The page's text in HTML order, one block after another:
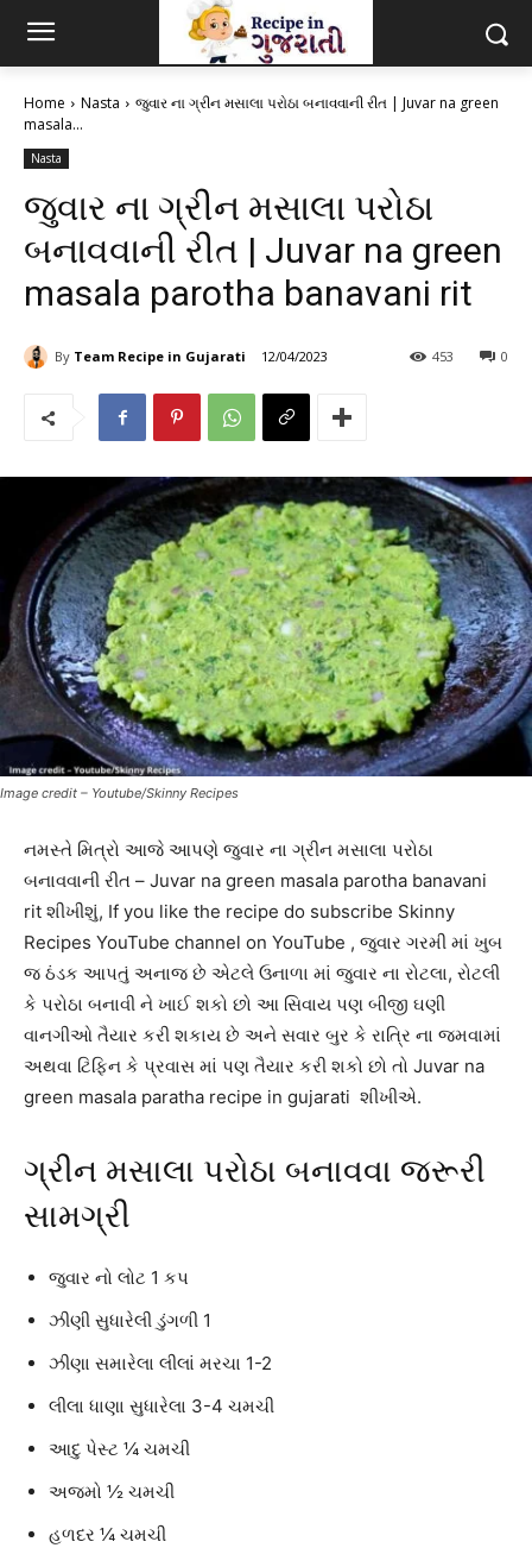
Home Nasta
જુવાર ના ગ્રીન મસાલા પરોઠા બનાવવાની રીત | Juvar na green
masala...
Nasta
જુવાર ના ગ્રીન મસાલા પરોઠા
બનાવવાની રીત | Juvar na green
masala parotha banavani rit
By Team Recipe in Gujarati 12/04/2023 0
453
Image credit – Youtube/Skinny Recipes
નમસ્તે મિત્રો આજે આપણે જુવાર ના ગ્રીન મસાલા પરોઠા
બનાવવાની રીત – Juvar na green masala parotha banavani
rit શીખીશું, If you like the recipe do subscribe Skinny
Recipes YouTube channel on YouTube , જુવાર ગરમી માં ખુબ
જ ઠંડક આપતું અનાજ છે એટલે ઉનાળા માં જુવાર ના રોટલા, રોટલી
કે પરોઠા બનાવી ને ખાઈ શકો છો આ સિવાય પણ બીજી ઘણી
વાનગીઓ તૈયાર કરી શકાય છે અને સવાર બુર કે રાત્રિ ના જમવામાં
અથવા ટિફિન કે પ્રવાસ માં પણ તૈયાર કરી શકો છો તો Juvar na
green masala paratha recipe in gujarati શીખીએ.
ગ્રીન મસાલા પરોઠા બનાવવા જરૂરી
સામગ્રી
જુવાર નો લોટ 1 કપ
ઝીણી સુધારેલી ડુંગળી 1
ઝીણા સમારેલા લીલાં મરચા 1-2
લીલા ધાણા સુધારેલા 3-4 ચમચી
આદુ પેસ્ટ ¼ ચમચી
અજમો ½ ચમચી
હળદર ¼ ચમચી